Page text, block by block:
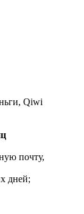
Qiwi
почту,
дней;